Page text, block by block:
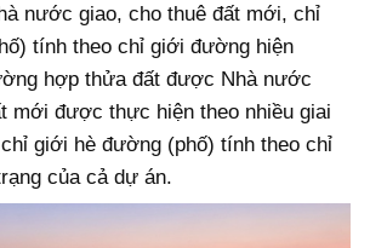
nước giao, cho thuê đất mới, chỉ
tính theo chỉ giới đường hiện
hợp thửa đất được Nhà nước
mới được thực hiện theo nhiều giai
giới hè đường (phố) tính theo chỉ
của cả dự án.